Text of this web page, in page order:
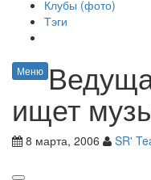
Клубы (фото)
Тэги
Меню
ищет
8 марта, 2006 SR'